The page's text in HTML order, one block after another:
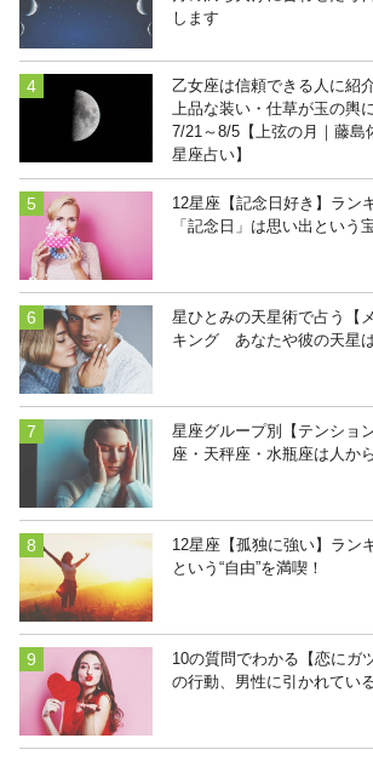
します
乙女座は信頼できる人に紹
上品な装い・仕草が玉の
7/21～8/5【上弦の月｜藤島
星座占い】
12星座【記念日好き】ラ
「記念日」は思い出という
星ひとみの天星術で占う【
キング あなたや彼の天星
星座グループ別【テンショ
座・天秤座・水瓶座は人か
12星座【孤独に強い】ラ
という“自由”を満喫！
10の質問でわかる【恋にガ
の行動、男性に引かれてい